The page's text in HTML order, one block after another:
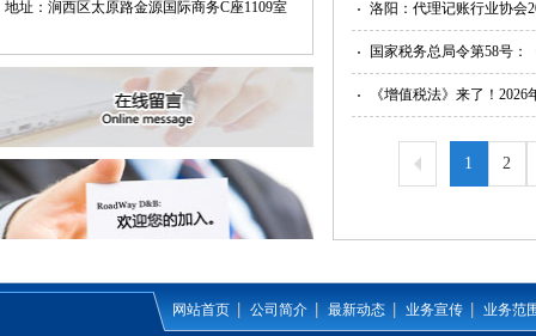
地址：涧西区太原路金源国际商务C座1109室
洛阳：代理记账行业协会
国家税务总局令第58号
《增值税法》来了！
1 2
网站首页 公司简介 最新动态 业务宣传 业务范